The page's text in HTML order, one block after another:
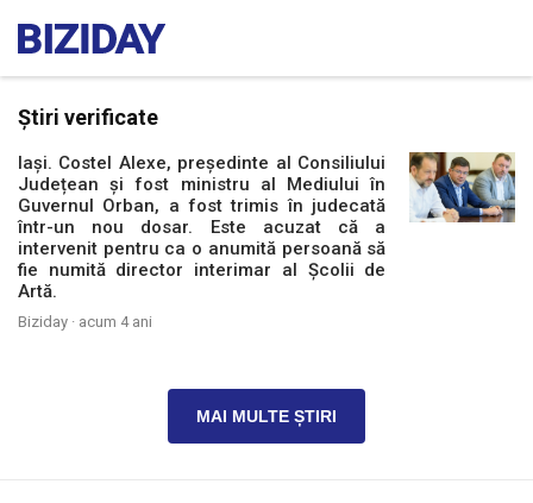
Știri verificate
Iași. Costel Alexe, președinte al Consiliului
Județean și fost ministru al Mediului în
Guvernul Orban, a fost trimis în judecată
într-un nou dosar. Este acuzat că a
intervenit pentru ca o anumită persoană să
fie numită director interimar al Școlii de
Artă.
Biziday · acum 4 ani
MAI MULTE ȘTIRI